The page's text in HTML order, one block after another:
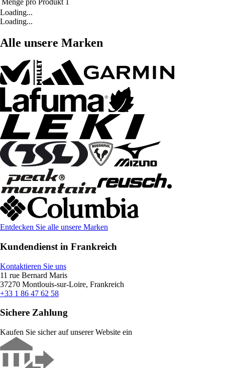
Menge pro Produkt
Loading...
Loading...
Alle unsere Marken
Entdecken Sie alle unsere Marken
Kundendienst in Frankreich
Kontaktieren Sie uns
11 rue Bernard Maris
37270 Montlouis-sur-Loire, Frankreich
+33 1 86 47 62 58
Sichere Zahlung
Kaufen Sie sicher auf unserer Website ein